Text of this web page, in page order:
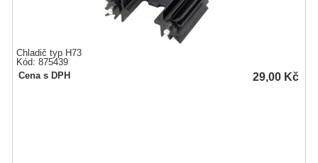
Chladič typ H73
Kód: 875439
Cena s DPH
29,00 Kč